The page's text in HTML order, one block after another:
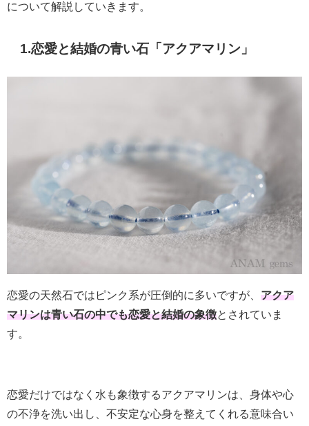
について解説していきます。
1.恋愛と結婚の青い石「アクアマリン」
恋愛の天然石ではピンク系が圧倒的に多いですが、 アクア
マリンは青い石の中でも恋愛と結婚の象徴とされていま
す。
恋愛だけではなく水も象徴するアクアマリンは、身体や心
の不浄を洗い出し、不安定な心身を整えてくれる意味合い